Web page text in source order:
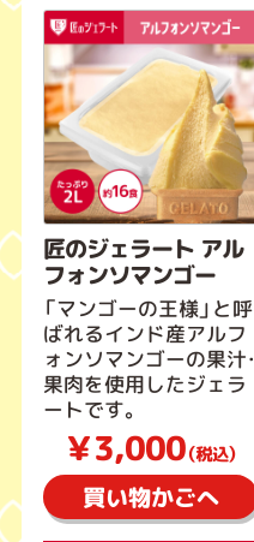
匠のジェラート アル
フォンソマンゴー
「マンゴーの王様」と呼
ばれるインド産アルフ
ォンソマンゴーの果汁・
果肉を使用したジェラ
ートです。
￥3,000（税込）
買い物かごへ